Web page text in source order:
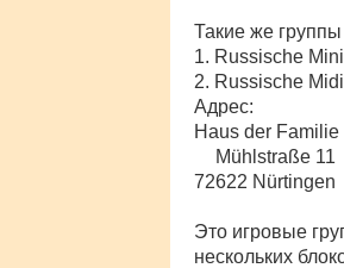
Такие же
1. Russische
2. Russische
Адрес:
Haus der
Mühlstraße 11
72622 Nürtingen
Это игровые
нескольких